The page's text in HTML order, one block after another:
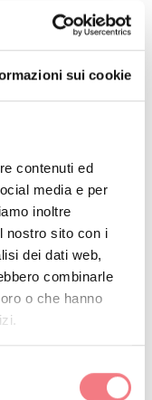
sui cookie
contenuti ed
media e per
inoltre
nostro sito con i
dei dati web,
combinarle
o che hanno
CIRCOLO